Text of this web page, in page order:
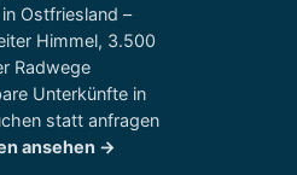
Ostfriesland –
Himmel, 3.500
Radwege
Unterkünfte in
statt anfragen
ansehen →